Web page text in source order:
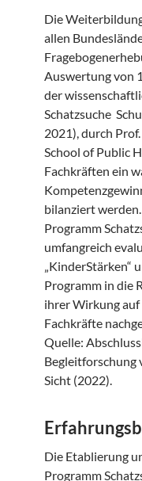
Die
allen
Auswertung von
der
Schatzsuche
2021), durch
School of Public
Fachkräften ein
bilanziert
Programm
umfangreich
„KinderStärken“
Programm in die
ihrer Wirkung
Fachkräfte
Quelle:
Begleitforschung
Sicht (2022).
Die Etablierung
Programm